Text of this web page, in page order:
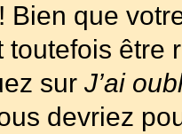
Bien que
toutefois être
sur J’ai
devriez